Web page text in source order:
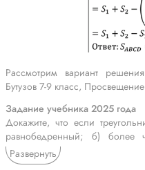
Рассмотрим вариант
Бутузов 7-9 класс,
Задание учебника 2025 года
Докажите, что если
равнобедренный; б)
равносторонний.
Развернуть